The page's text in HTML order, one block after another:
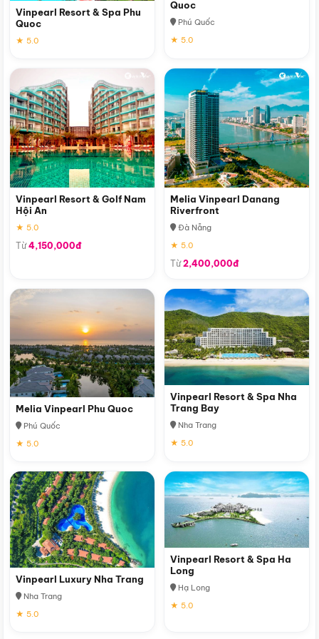
Vinpearl Resort & Spa Phu
Quoc
★ 5.0
Quoc
Phú Quốc
★ 5.0
Vinpearl Resort & Golf Nam
Hội An
★ 5.0
Từ4,150,000đ
Melia Vinpearl Danang
Riverfront
Đà Nẵng
★ 5.0
Từ2,400,000đ
Melia Vinpearl Phu Quoc
Phú Quốc
★ 5.0
Vinpearl Resort & Spa Nha
Trang Bay
Nha Trang
★ 5.0
Vinpearl Luxury Nha Trang
Nha Trang
★ 5.0
Vinpearl Resort & Spa Ha
Long
Hạ Long
★ 5.0